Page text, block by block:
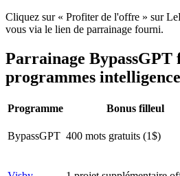
Cliquez sur « Profiter de l'offre » sur
vous via le lien de parrainage fourni.
Parrainage BypassGPT
programmes
Programme Bonus filleul
BypassGPT 400 mots gratuits (1$)